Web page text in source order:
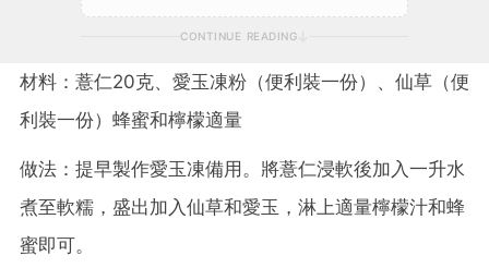
CONTINUE READING
材料：薏仁20克、愛玉凍粉（便利裝一份）、仙草（便
利裝一份）蜂蜜和檸檬適量
做法：提早製作愛玉凍備用。將薏仁浸軟後加入一升水
煮至軟糯，盛出加入仙草和愛玉，淋上適量檸檬汁和蜂
蜜即可。